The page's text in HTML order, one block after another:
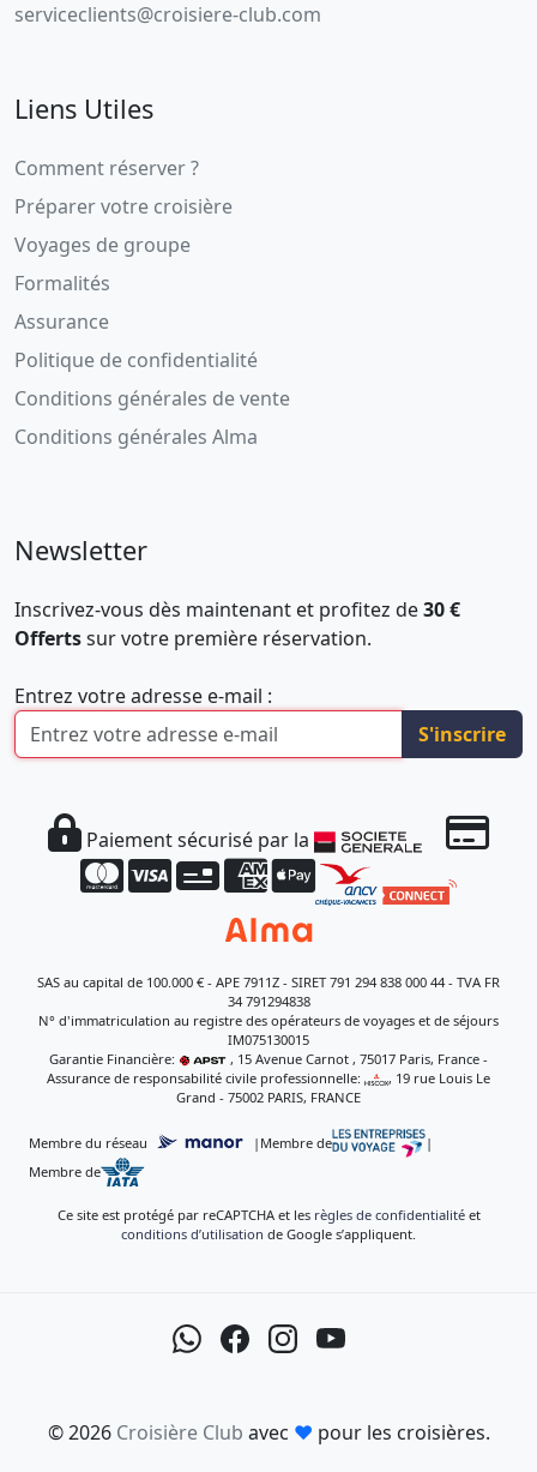
serviceclients@croisiere-club.com
Liens Utiles
Comment réserver ?
Préparer votre croisière
Voyages de groupe
Formalités
Assurance
Politique de confidentialité
Conditions générales de vente
Conditions générales Alma
Newsletter
Inscrivez-vous dès maintenant et profitez de30 €
Offertssur votre première réservation.
Entrez votre adresse e-mail :
S'inscrire
Paiement sécurisé par la
SAS au capital de 100.000 € - APE 7911Z - SIRET 791 294 838 000 44 - TVA FR
34 791294838
N° d'immatriculation au registre des opérateurs de voyages et de séjours
IM075130015
Garantie Financière:
, 15 Avenue Carnot , 75017 Paris, France -
Assurance de responsabilité civile professionnelle:
, 19 rue Louis Le
Grand - 75002 PARIS, FRANCE
Membre du réseau | Membre de
|
Membre de
Ce site est protégé par reCAPTCHA et les règles de confidentialitéet
conditions d’utilisation de Google s’appliquent.
© 2026 Croisière Club avec ♥ pour les croisières.